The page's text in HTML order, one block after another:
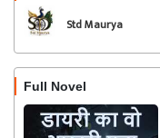
Std Maurya
Full Novel